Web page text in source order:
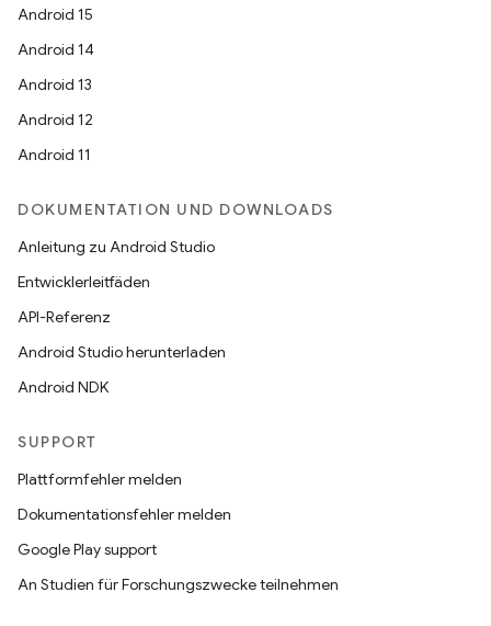
Android 15
Android 14
Android 13
Android 12
Android 11
DOKUMENTATION UND DOWNLOADS
Anleitung zu Android Studio
Entwicklerleitfäden
API-Referenz
Android Studio herunterladen
Android NDK
SUPPORT
Plattformfehler melden
Dokumentationsfehler melden
Google Play support
An Studien für Forschungszwecke teilnehmen